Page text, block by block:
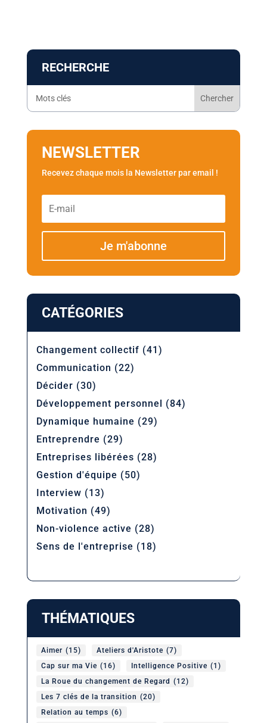
RECHERCHE
NEWSLETTER
Recevez chaque mois la Newsletter par email !
Je m'abonne
CATÉGORIES
Changement collectif (41)
Communication (22)
Décider (30)
Développement personnel
(84)
Dynamique humaine (29)
Entreprendre (29)
Entreprises libérées (28)
Gestion d'équipe (50)
Interview (13)
Motivation (49)
Non-violence active (28)
Sens de l'entreprise (18)
THÉMATIQUES
Aimer (15) Ateliers d'Aristote (7)
Cap sur ma Vie (16) Intelligence Positive (1)
La Roue du changement de Regard (12)
Les 7 clés de la transition (20)
Relation au temps (6)